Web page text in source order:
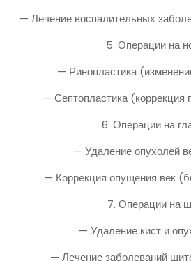
— Лечение воспалительных
5. Операции на
— Ринопластика
— Септопластика (коррекция
6. Операции на
— Удаление опухолей
— Коррекция опущения век
7. Операции на
— Удаление кист и
— Лечение заболеваний